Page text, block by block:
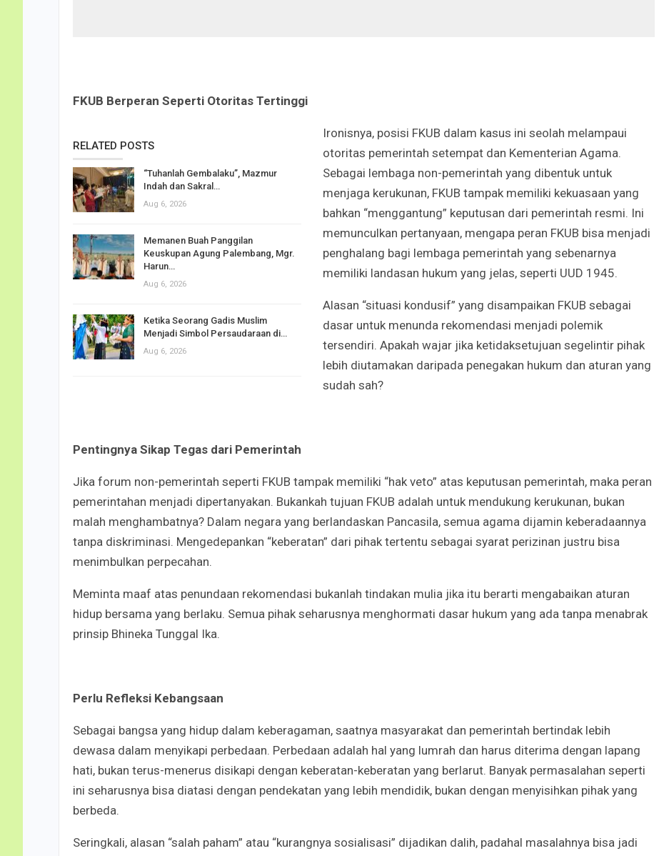
FKUB Berperan Seperti Otoritas Tertinggi
RELATED POSTS
“Tuhanlah Gembalaku”, Mazmur
Indah dan Sakral…
Aug 6, 2026
Memanen Buah Panggilan
Keuskupan Agung Palembang, Mgr.
Harun…
Aug 6, 2026
Ketika Seorang Gadis Muslim
Menjadi Simbol Persaudaraan di…
Aug 6, 2026
Ironisnya, posisi FKUB dalam kasus ini seolah melampaui
otoritas pemerintah setempat dan Kementerian Agama.
Sebagai lembaga non-pemerintah yang dibentuk untuk
menjaga kerukunan, FKUB tampak memiliki kekuasaan yang
bahkan “menggantung” keputusan dari pemerintah resmi. Ini
memunculkan pertanyaan, mengapa peran FKUB bisa menjadi
penghalang bagi lembaga pemerintah yang sebenarnya
memiliki landasan hukum yang jelas, seperti UUD 1945.
Alasan “situasi kondusif” yang disampaikan FKUB sebagai
dasar untuk menunda rekomendasi menjadi polemik
tersendiri. Apakah wajar jika ketidaksetujuan segelintir pihak
lebih diutamakan daripada penegakan hukum dan aturan yang
sudah sah?
Pentingnya Sikap Tegas dari Pemerintah
Jika forum non-pemerintah seperti FKUB tampak memiliki “hak veto” atas keputusan pemerintah, maka peran
pemerintahan menjadi dipertanyakan. Bukankah tujuan FKUB adalah untuk mendukung kerukunan, bukan
malah menghambatnya? Dalam negara yang berlandaskan Pancasila, semua agama dijamin keberadaannya
tanpa diskriminasi. Mengedepankan “keberatan” dari pihak tertentu sebagai syarat perizinan justru bisa
menimbulkan perpecahan.
Meminta maaf atas penundaan rekomendasi bukanlah tindakan mulia jika itu berarti mengabaikan aturan
hidup bersama yang berlaku. Semua pihak seharusnya menghormati dasar hukum yang ada tanpa menabrak
prinsip Bhineka Tunggal Ika.
Perlu Refleksi Kebangsaan
Sebagai bangsa yang hidup dalam keberagaman, saatnya masyarakat dan pemerintah bertindak lebih
dewasa dalam menyikapi perbedaan. Perbedaan adalah hal yang lumrah dan harus diterima dengan lapang
hati, bukan terus-menerus disikapi dengan keberatan-keberatan yang berlarut. Banyak permasalahan seperti
ini seharusnya bisa diatasi dengan pendekatan yang lebih mendidik, bukan dengan menyisihkan pihak yang
berbeda.
Seringkali, alasan “salah paham” atau “kurangnya sosialisasi” dijadikan dalih, padahal masalahnya bisa jadi